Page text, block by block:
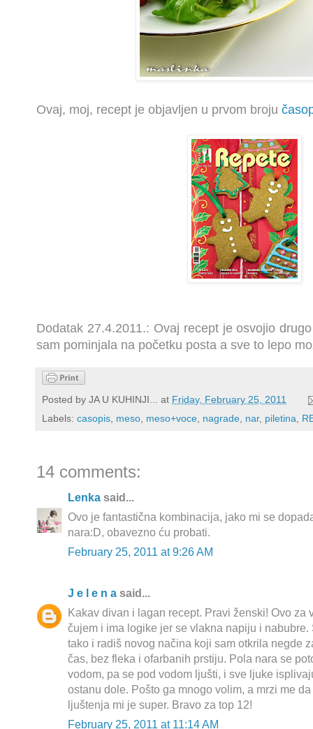
Ovaj, moj, recept je objavljen u prvom broju
Dodatak 27.4.2011.: Ovaj recept je osvojio
sam pominjala na početku posta a sve to lepo
Posted by JA U KUHINJI... at Friday, February 25, 2011
Labels: casopis, meso, meso+voce, nagrade, nar, piletina,
14 comments:
Lenka said...
Ovo je fantastična kombinacija, jako mi se
nara:D, obavezno ću probati.
February 25, 2011 at 9:26 AM
J e l e n a said...
Kakav divan i lagan recept. Pravi ženski! Ovo za
čujem i ima logike jer se vlakna napiju i nabubre.
tako i radiš novog načina koji sam otkrila negde
čas, bez fleka i ofarbanih prstiju. Pola nara se
vodom, pa se pod vodom ljušti, i sve ljuke
ostanu dole. Pošto ga mnogo volim, a mrzi me
ljuštenja mi je super. Bravo za top 12!
February 25, 2011 at 11:14 AM